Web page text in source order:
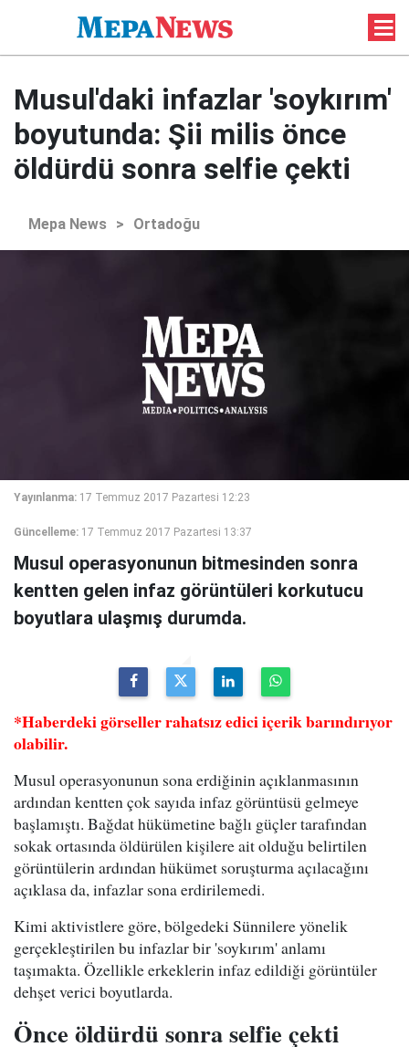
Musul'daki infazlar 'soykırım'
boyutunda: Şii milis önce
öldürdü sonra selfie çekti
Mepa News > Ortadoğu
Yayınlanma: 17 Temmuz 2017 Pazartesi 12:23
Güncelleme: 17 Temmuz 2017 Pazartesi 13:37
Musul operasyonunun bitmesinden sonra
kentten gelen infaz görüntüleri korkutucu
boyutlara ulaşmış durumda.
*Haberdeki görseller rahatsız edici içerik barındırıyor
olabilir.
Musul operasyonunun sona erdiğinin açıklanmasının
ardından kentten çok sayıda infaz görüntüsü gelmeye
başlamıştı. Bağdat hükümetine bağlı güçler tarafından
sokak ortasında öldürülen kişilere ait olduğu belirtilen
görüntülerin ardından hükümet soruşturma açılacağını
açıklasa da, infazlar sona erdirilemedi.
Kimi aktivistlere göre, bölgedeki Sünnilere yönelik
gerçekleştirilen bu infazlar bir 'soykırım' anlamı
taşımakta. Özellikle erkeklerin infaz edildiği görüntüler
dehşet verici boyutlarda.
Önce öldürdü sonra selfie çekti